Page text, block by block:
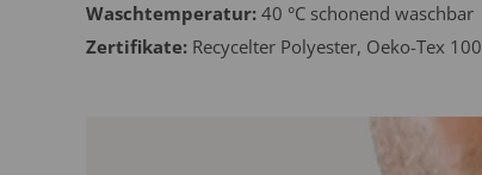
Waschtemperatur: 40 °C schonend waschbar
Zertifikate: Recycelter Polyester, Oeko-Tex 100